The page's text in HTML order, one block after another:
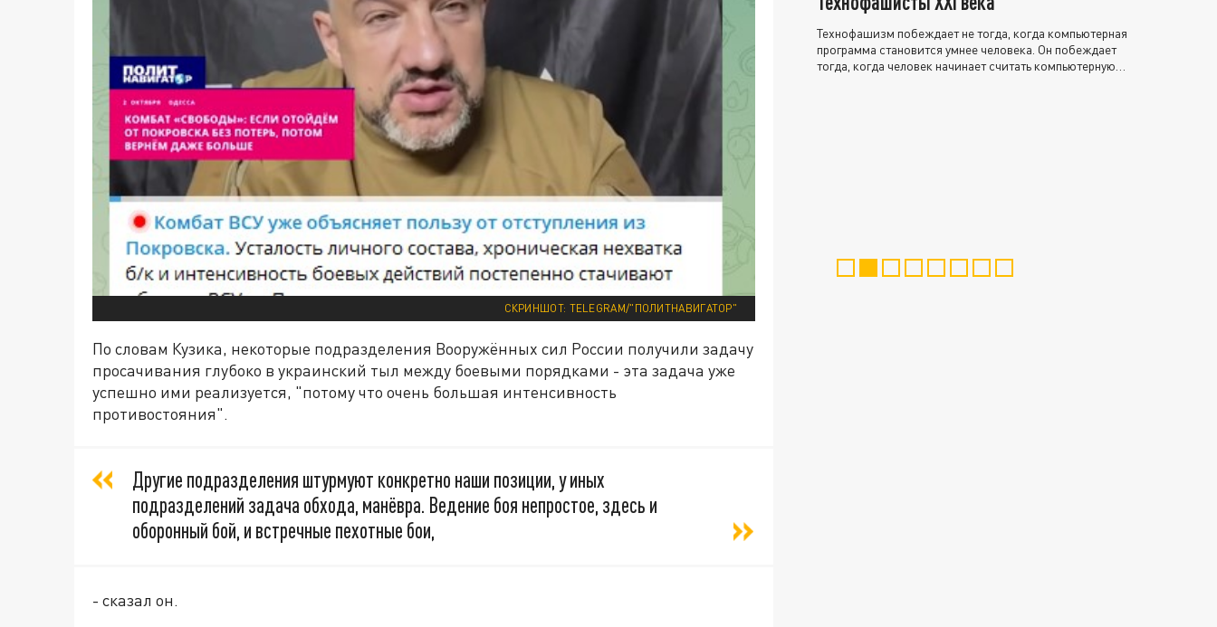
СКРИНШОТ: TELEGRAM/"ПОЛИТНАВИГАТОР"
По словам Кузика, некоторые подразделения Вооружённых сил России получили задачу
просачивания глубоко в украинский тыл между боевыми порядками - эта задача уже
успешно ими реализуется, "потому что очень большая интенсивность
противостояния".
Другие подразделения штурмуют конкретно наши позиции, у иных
подразделений задача обхода, манёвра. Ведение боя непростое, здесь и
оборонный бой, и встречные пехотные бои,
- сказал он.
Технофашизм побеждает не тогда, когда компьютерная
программа становится умнее человека. Он побеждает
тогда, когда человек начинает считать компьютерную